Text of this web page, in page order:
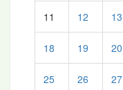
11 12 13
18 19 20
25 26 27